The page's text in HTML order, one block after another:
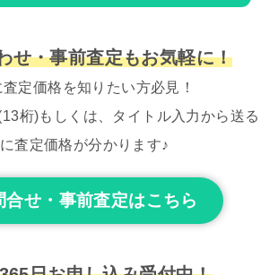
せ・事前査定もお気軽に！
定価格を知りたい方必見！
桁)もしくは、タイトル入力から送る
査定価格が分かります♪
合せ・事前査定はこちら